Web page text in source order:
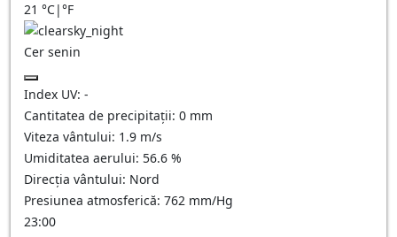
21 °C|°F
Cer senin
Index UV: -
Cantitatea de precipitații: 0 mm
Viteza vântului: 1.9 m/s
Umiditatea aerului: 56.6 %
Direcția vântului: Nord
Presiunea atmosferică: 762 mm/Hg
23:00